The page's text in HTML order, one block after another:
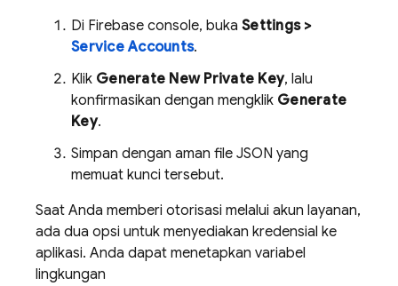
Di Firebase console, buka Settings >
Service Accounts.
Klik Generate New Private Key, lalu
konfirmasikan dengan mengklik Generate
Key.
Simpan dengan aman file JSON yang
memuat kunci tersebut.
Saat Anda memberi otorisasi melalui akun layanan,
ada dua opsi untuk menyediakan kredensial ke
aplikasi. Anda dapat menetapkan variabel
lingkungan